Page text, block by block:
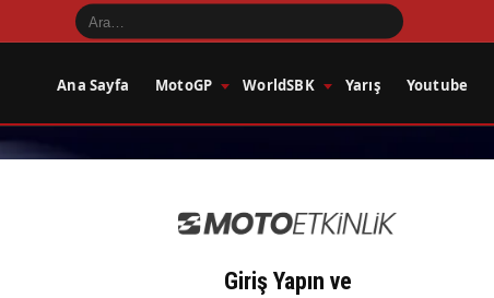
Ana Sayfa MotoGP WorldSBK Yarış Youtube
Giriş Yapın ve